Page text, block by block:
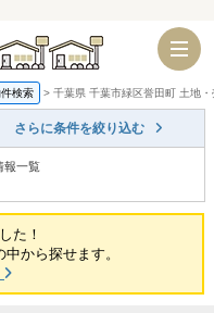
葉店 船橋店
検索 千葉県 千葉市緑区誉田町 土地
さらに条件を絞り込む
報一覧
た！
中から探せます。